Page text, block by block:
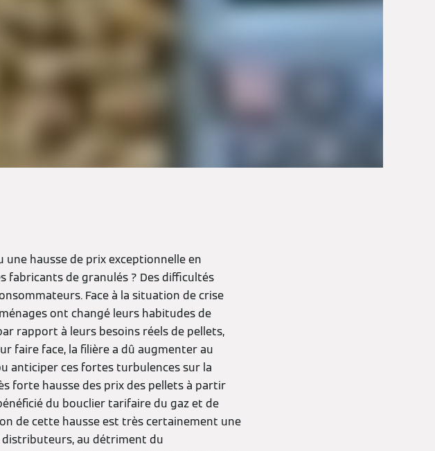
une hausse de prix exceptionnelle en
fabricants de granulés ? Des difficultés
Face à la situation de crise
ont changé leurs habitudes de
rapport à leurs besoins réels de pellets,
faire face, la filière a dû augmenter au
anticiper ces fortes turbulences sur la
forte hausse des prix des pellets à partir
du bouclier tarifaire du gaz et de
de cette hausse est très certainement une
au détriment du